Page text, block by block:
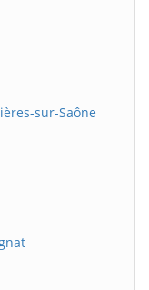
sur-Saône